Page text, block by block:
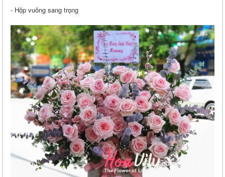
- Hộp vuông sang trọng